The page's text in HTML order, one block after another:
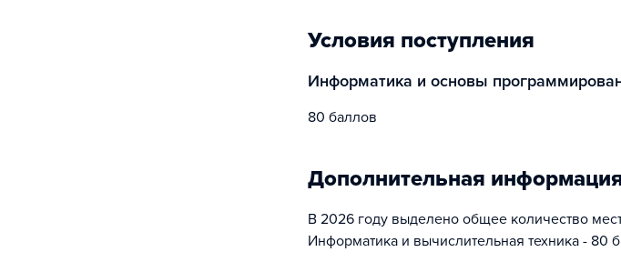
Условия поступления
Информатика и основы
80 баллов
Дополнительная
В 2026 году выделено общее количество
Информатика и вычислительная техника - 80